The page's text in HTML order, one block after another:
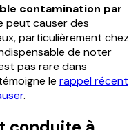
contamination par
peut causer des
particulièrement chez
de noter
pas rare dans
le rappel récent
.